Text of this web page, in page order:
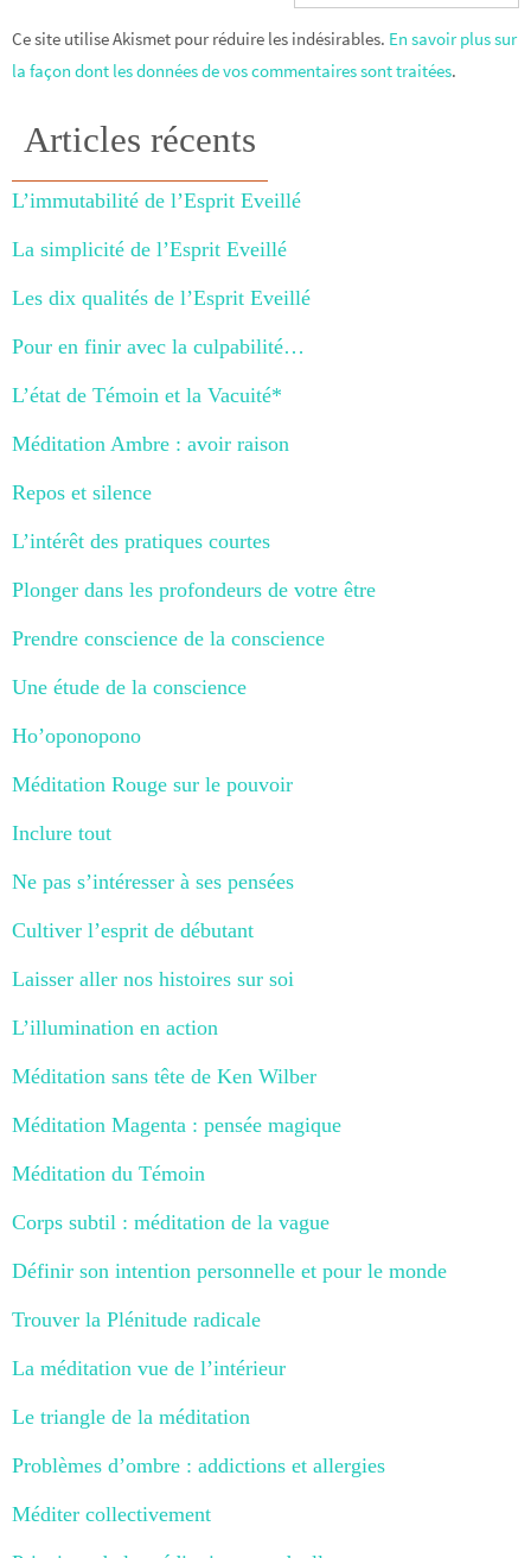
Ce site utilise Akismet pour réduire les indésirables. En savoir plus sur
la façon dont les données de vos commentaires sont traitées.
Articles récents
L’immutabilité de l’Esprit Eveillé
La simplicité de l’Esprit Eveillé
Les dix qualités de l’Esprit Eveillé
Pour en finir avec la culpabilité…
L’état de Témoin et la Vacuité*
Méditation Ambre : avoir raison
Repos et silence
L’intérêt des pratiques courtes
Plonger dans les profondeurs de votre être
Prendre conscience de la conscience
Une étude de la conscience
Ho’oponopono
Méditation Rouge sur le pouvoir
Inclure tout
Ne pas s’intéresser à ses pensées
Cultiver l’esprit de débutant
Laisser aller nos histoires sur soi
L’illumination en action
Méditation sans tête de Ken Wilber
Méditation Magenta : pensée magique
Méditation du Témoin
Corps subtil : méditation de la vague
Définir son intention personnelle et pour le monde
Trouver la Plénitude radicale
La méditation vue de l’intérieur
Le triangle de la méditation
Problèmes d’ombre : addictions et allergies
Méditer collectivement